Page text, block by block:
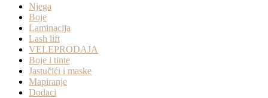
Njega
Boje
Laminacija
Lash lift
VELEPRODAJA
Boje i tinte
Jastučići i maske
Mapiranje
Dodaci